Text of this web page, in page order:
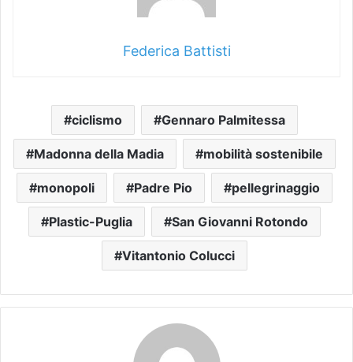
Federica Battisti
ciclismo Gennaro Palmitessa
Madonna della Madia mobilità sostenibile
monopoli Padre Pio pellegrinaggio
Plastic-Puglia San Giovanni Rotondo
Vitantonio Colucci